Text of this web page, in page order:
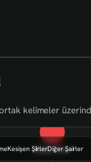
kelimeler
Kesişen ŞiirlerDiğer Şairler